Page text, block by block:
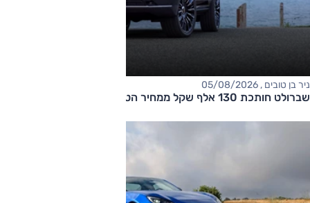
ניר בן טובים , 05/08/2026
שברולט חותכת 130 אלף שקל ממחיר הטאהו